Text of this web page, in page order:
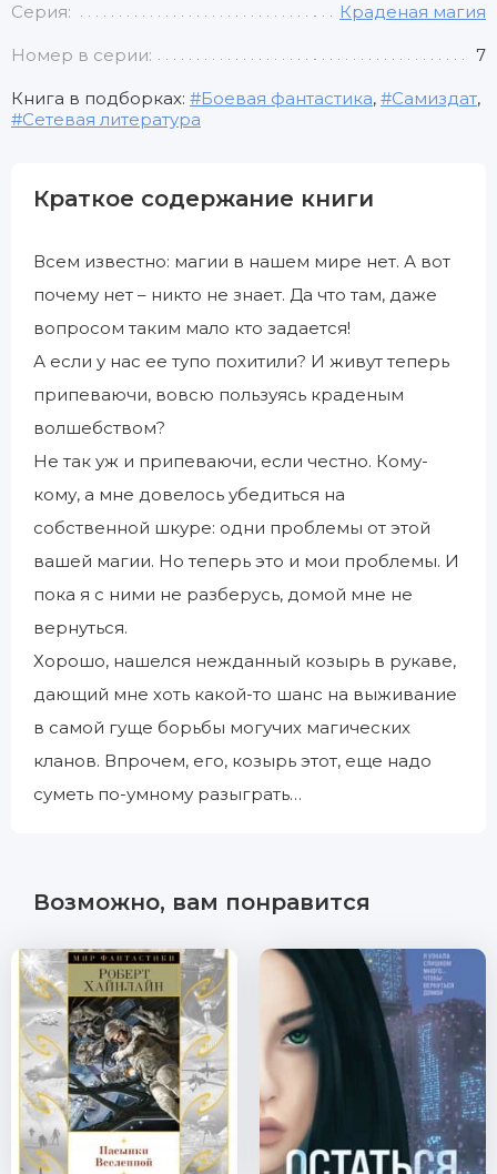
Серия: Краденая магия
Номер в серии: 7
Книга в подборках: Боевая фантастика, Самиздат,
Сетевая литература
Краткое содержание книги
Всем известно: магии в нашем мире нет. А вот
почему нет – никто не знает. Да что там, даже
вопросом таким мало кто задается!
А если у нас ее тупо похитили? И живут теперь
припеваючи, вовсю пользуясь краденым
волшебством?
Не так уж и припеваючи, если честно. Кому-
кому, а мне довелось убедиться на
собственной шкуре: одни проблемы от этой
вашей магии. Но теперь это и мои проблемы. И
пока я с ними не разберусь, домой мне не
вернуться.
Хорошо, нашелся нежданный козырь в рукаве,
дающий мне хоть какой-то шанс на выживание
в самой гуще борьбы могучих магических
кланов. Впрочем, его, козырь этот, еще надо
суметь по-умному разыграть…
Возможно, вам понравится